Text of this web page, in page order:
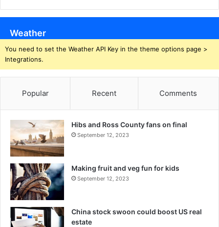
Weather
You need to set the Weather API Key in the theme options page >
Integrations.
Popular Recent Comments
Hibs and Ross County fans on final
September 12, 2023
Making fruit and veg fun for kids
September 12, 2023
China stock swoon could boost US real
estate